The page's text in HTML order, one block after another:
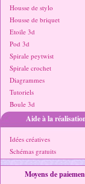
Housse de stylo
Housse de briquet
Etoile 3d
Pod 3d
Spirale peytwist
Spirale crochet
Diagrammes
Tutoriels
Boule 3d
Aide à la
Idées créatives
Schémas gratuits
Moyens de